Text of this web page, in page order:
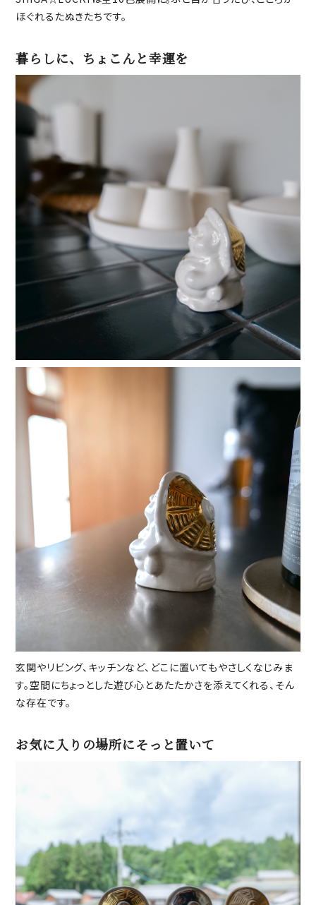
ほぐれるたぬきたちです。
暮らしに、ちょこんと幸運を
玄関やリビング、キッチンなど、どこに置いてもやさしくなじみま
す。空間にちょっとした遊び心とあたたかさを添えてくれる、そん
な存在です。
お気に入りの場所にそっと置いて